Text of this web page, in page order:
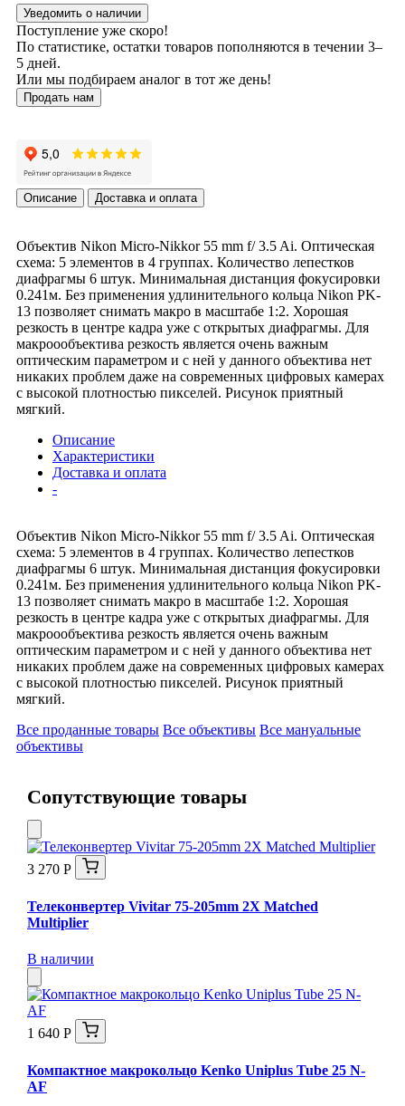
Уведомить о наличии
Поступление уже скоро!
По статистике, остатки товаров пополняются в течении 3–
5 дней.
Или мы подбираем аналог в тот же день!
Продать нам
Описание Доставка и оплата
Объектив Nikon Micro-Nikkor 55 mm f/ 3.5 Ai. Оптическая
схема: 5 элементов в 4 группах. Количество лепестков
диафрагмы 6 штук. Минимальная дистанция фокусировки
0.241м. Без применения удлинительного кольца Nikon PK-
13 позволяет снимать макро в масштабе 1:2. Хорошая
резкость в центре кадра уже с открытых диафрагмы. Для
макроообъектива резкость является очень важным
оптическим параметром и с ней у данного объектива нет
никаких проблем даже на современных цифровых камерах
с высокой плотностью пикселей. Рисунок приятный
мягкий.
Описание
Характеристики
Доставка и оплата
-
Объектив Nikon Micro-Nikkor 55 mm f/ 3.5 Ai. Оптическая
схема: 5 элементов в 4 группах. Количество лепестков
диафрагмы 6 штук. Минимальная дистанция фокусировки
0.241м. Без применения удлинительного кольца Nikon PK-
13 позволяет снимать макро в масштабе 1:2. Хорошая
резкость в центре кадра уже с открытых диафрагмы. Для
макроообъектива резкость является очень важным
оптическим параметром и с ней у данного объектива нет
никаких проблем даже на современных цифровых камерах
с высокой плотностью пикселей. Рисунок приятный
мягкий.
Все проданные товары Все объективы Все мануальные
объективы
Сопутствующие товары
3 270 Р
Телеконвертер Vivitar 75-205mm 2X Matched
Multiplier
В наличии
1 640 Р
Компактное макрокольцо Kenko Uniplus Tube 25 N-
AF